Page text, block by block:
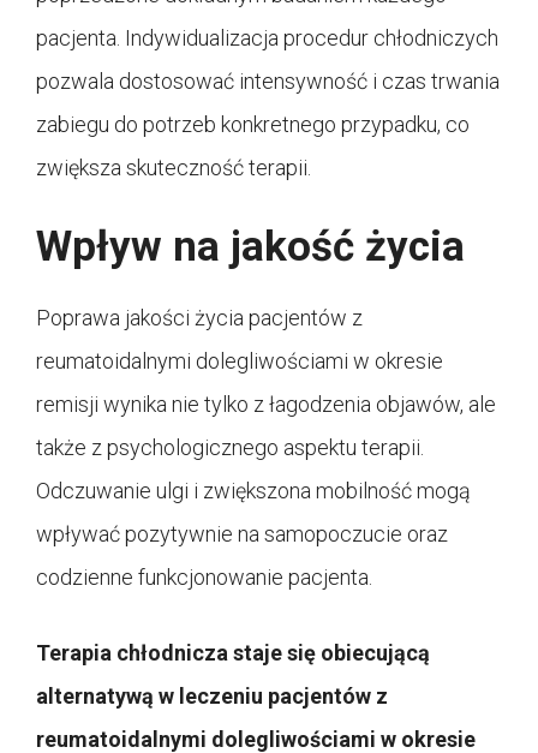
pacjenta. Indywidualizacja procedur chłodniczych
pozwala dostosować intensywność i czas trwania
zabiegu do potrzeb konkretnego przypadku, co
zwiększa skuteczność terapii.
Wpływ na jakość życia
Poprawa jakości życia pacjentów z
reumatoidalnymi dolegliwościami w okresie
remisji wynika nie tylko z łagodzenia objawów, ale
także z psychologicznego aspektu terapii.
Odczuwanie ulgi i zwiększona mobilność mogą
wpływać pozytywnie na samopoczucie oraz
codzienne funkcjonowanie pacjenta.
Terapia chłodnicza staje się obiecującą
alternatywą w leczeniu pacjentów z
reumatoidalnymi dolegliwościami w okresie